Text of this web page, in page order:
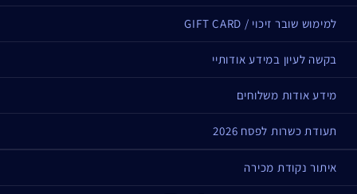
למימוש שובר זיכוי / GIFT CARD
בקשה לעיון במידע אודותיי
מידע אודות משלוחים
תעודת כשרות לפסח 2026
איתור נקודת מכירה